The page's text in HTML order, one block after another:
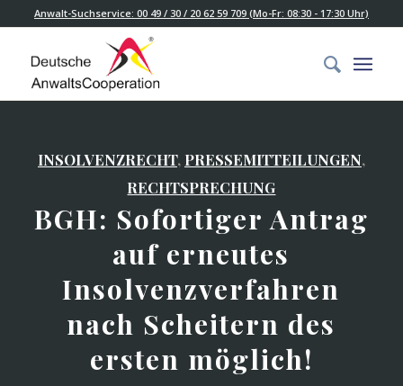
Anwalt-Suchservice: 00 49 / 30 / 20 62 59 709 (Mo-Fr: 08:30 - 17:30 Uhr)
INSOLVENZRECHT, PRESSEMITTEILUNGEN,
RECHTSPRECHUNG
BGH: Sofortiger Antrag
auf erneutes
Insolvenzverfahren
nach Scheitern des
ersten möglich!